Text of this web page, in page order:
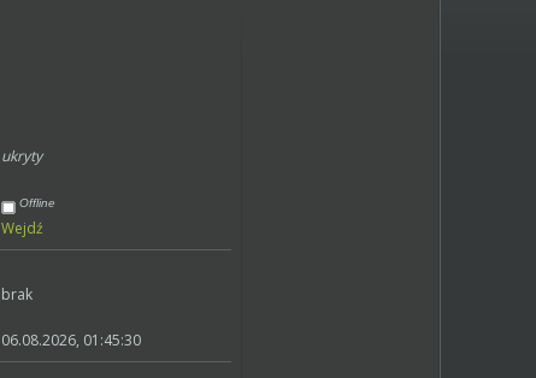
ukryty
Offline
Wejdź
brak
06.08.2026, 01:45:30